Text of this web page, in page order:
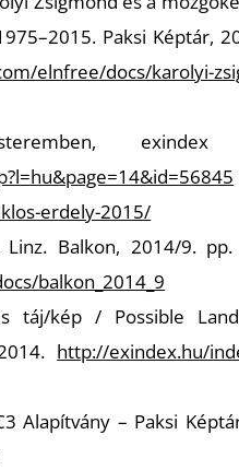
Paksi Képtár,
elnfree/docs/karolyi-
exindex
erdely-2015/
Linz. Balkon, 2014/9.
balkon_2014_9
táj/kép / Possible
http://exindex.hu/
Alapítvány – Paksi